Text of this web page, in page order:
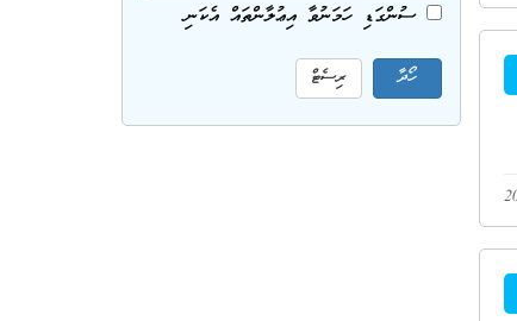
ސުންގަޑި ހަމަނުވާ އިޢުލާންތައް އެކަނި